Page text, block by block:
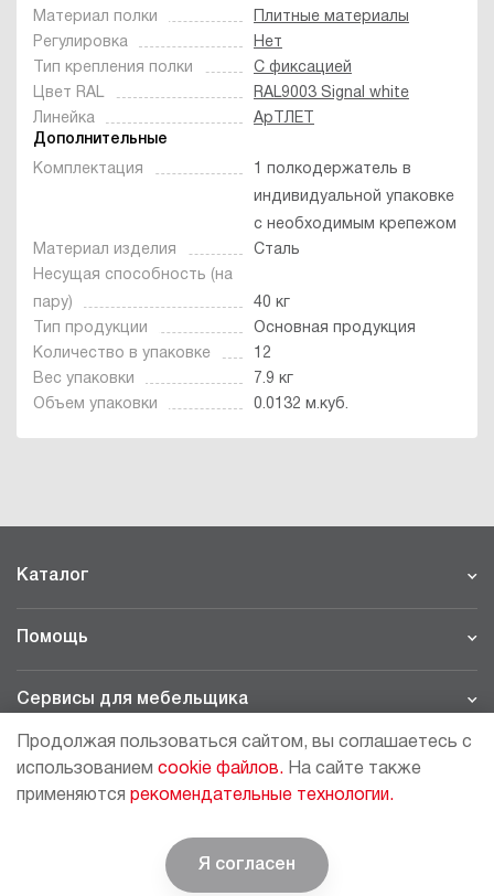
Материал полки
Плитные материалы
Регулировка
Нет
Тип крепления полки
С фиксацией
Цвет RAL
RAL9003 Signal white
Линейка
АрТЛЕТ
Дополнительные
Комплектация
1 полкодержатель в
индивидуальной упаковке
с необходимым крепежом
Материал изделия
Сталь
Несущая способность (на
пару)
40 кг
Тип продукции
Основная продукция
Количество в упаковке
12
Вес упаковки
7.9 кг
Объем упаковки
0.0132 м.куб.
Каталог
Помощь
Сервисы для мебельщика
© BOYARD | Решение для мебели
МОСКВА - ШОУРУМ/СКЛАД
moscow@boyard.biz
Продолжая пользоваться сайтом, вы соглашаетесь с
использованием cookie файлов. На сайте также
применяются рекомендательные технологии.
Я согласен